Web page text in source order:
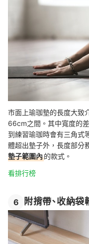
市面上瑜珈墊的長度大
66cm之間。其中寬度的
到練習瑜珈時會有三角式
體超出墊子外，長度部分
墊子範圍內的款式。
看排行榜
6 附揹帶、收納袋